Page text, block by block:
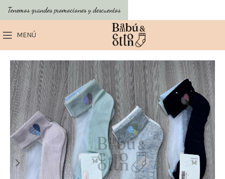
MENÚ
Tenemos grandes promociones y descuentos